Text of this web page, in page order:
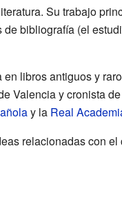
Su trabajo
bibliografía (el
libros antiguos y
Valencia y cronista
y la Real
relacionadas con el